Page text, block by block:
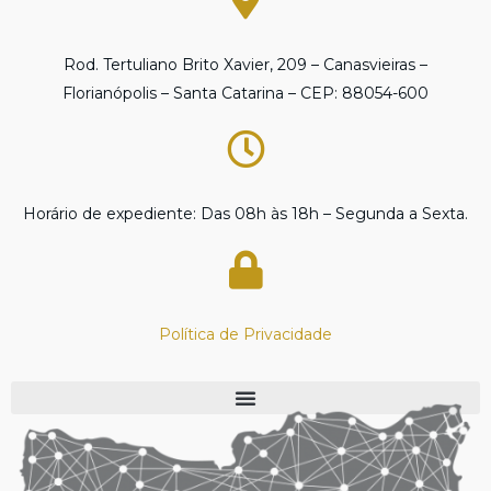
Rod. Tertuliano Brito Xavier, 209 – Canasvieiras –
Florianópolis – Santa Catarina – CEP: 88054-600
Horário de expediente: Das 08h às 18h – Segunda a Sexta.
Política de Privacidade